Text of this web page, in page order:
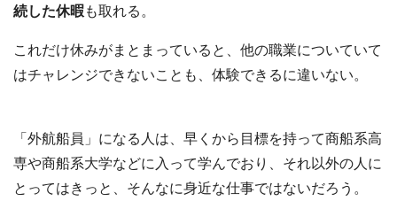
続した休暇も取れる。
これだけ休みがまとまっていると、他の職業についていて
はチャレンジできないことも、体験できるに違いない。
「外航船員」になる人は、早くから目標を持って商船系高
専や商船系大学などに入って学んでおり、それ以外の人に
とってはきっと、そんなに身近な仕事ではないだろう。